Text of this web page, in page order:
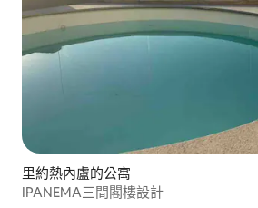
里約熱內盧的公寓
IPANEMA三間閣樓設計